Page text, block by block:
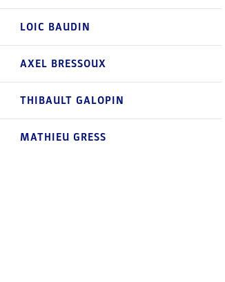
LOIC BAUDIN
AXEL BRESSOUX
THIBAULT GALOPIN
MATHIEU GRESS